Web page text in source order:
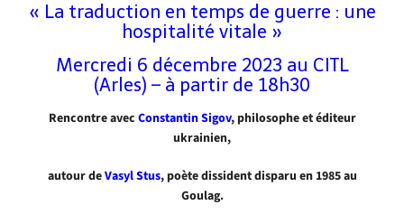
« La traduction en temps de guerre : une
hospitalité vitale »
Mercredi 6 décembre 2023 au CITL
(Arles) – à partir de 18h30
Rencontre avec Constantin Sigov, philosophe et éditeur
ukrainien,
autour deVasyl Stus, poète dissident disparu en 1985 au
Goulag.